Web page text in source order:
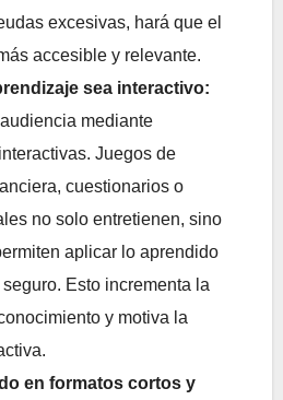
excesivas, hará que el
accesible y relevante.
sea interactivo:
mediante
Juegos de
cuestionarios o
no solo entretienen, sino
aplicar lo aprendido
Esto incrementa la
y motiva la
en formatos cortos y